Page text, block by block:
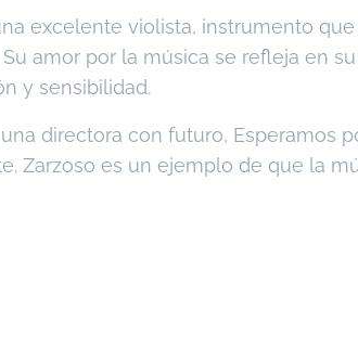
excelente violista, instrumento
amor por la música se refleja en
y sensibilidad.
directora con futuro, Esperamos
Zarzoso es un ejemplo de que la